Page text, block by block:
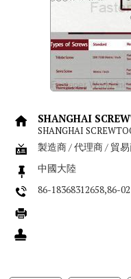
SHANGHAI
SHANGHAI
製造商 / 代理商 / 貿
中國大陸
86-18368312658,86-